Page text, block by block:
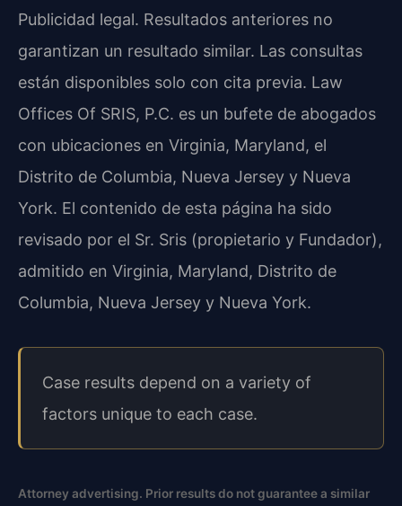
Publicidad legal. Resultados anteriores no
garantizan un resultado similar. Las consultas
están disponibles solo con cita previa. Law
Offices Of SRIS, P.C. es un bufete de abogados
con ubicaciones en Virginia, Maryland, el
Distrito de Columbia, Nueva Jersey y Nueva
York. El contenido de esta página ha sido
revisado por el Sr. Sris (propietario y Fundador),
admitido en Virginia, Maryland, Distrito de
Columbia, Nueva Jersey y Nueva York.
Case results depend on a variety of
factors unique to each case.
Attorney advertising. Prior results do not guarantee a similar